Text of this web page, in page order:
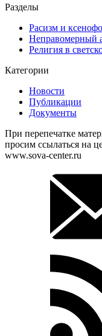
Разделы
Расизм и
Неправомерный
Религия в
Категории
Новости
Публикации
Документы
При перепечатке
просим ссылаться на
www.sova-center.ru